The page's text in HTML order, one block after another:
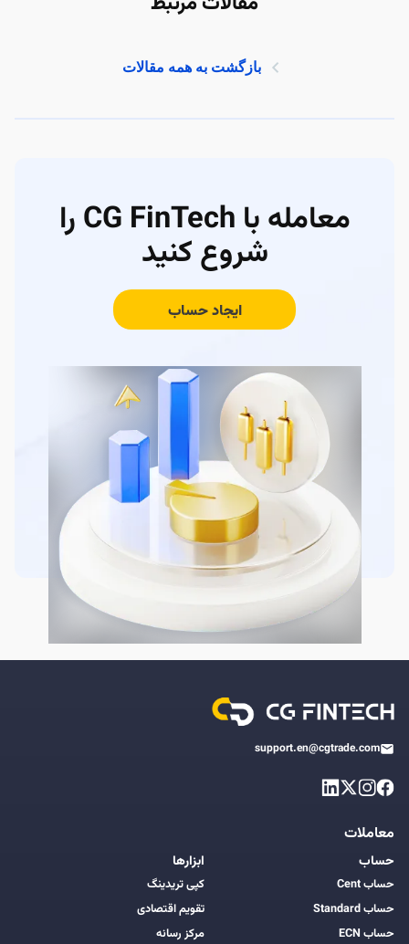
بازگشت به همه مقالات
معامله با CG FinTech را
شروع کنید
ایجاد حساب
support.en@cgtrade.com
معاملات
حساب
حساب Cent
حساب Standard
حساب ECN
ابزارها
کپی تریدینگ
تقویم اقتصادی
مرکز رسانه